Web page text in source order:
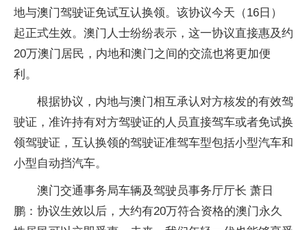
地与澳门驾驶证免试互认换领。该协议今天（16日）
起正式生效。澳门人士纷纷表示，这一协议直接惠及约
20万澳门居民，内地和澳门之间的交流也将更加便
利。
根据协议，内地与澳门相互承认对方核发的有效驾
驶证，准许持有对方驾驶证的人员直接驾车或者免试换
领驾驶证，互认换领的驾驶证准驾车型包括小型汽车和
小型自动挡汽车。
澳门交通事务局车辆及驾驶员事务厅厅长 萧日
鹏：协议生效以后，大约有20万符合资格的澳门永久